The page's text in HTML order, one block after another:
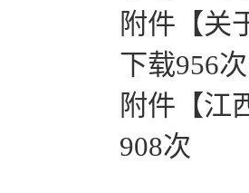
附件【关
下载956次
附件【江
908次